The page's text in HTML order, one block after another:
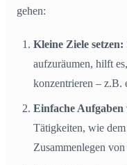
gehen:
Kleine Ziele setzen:
aufzuräumen, hilft
konzentrieren – z.B.
Einfache Aufgaben
Tätigkeiten, wie
Zusammenlegen